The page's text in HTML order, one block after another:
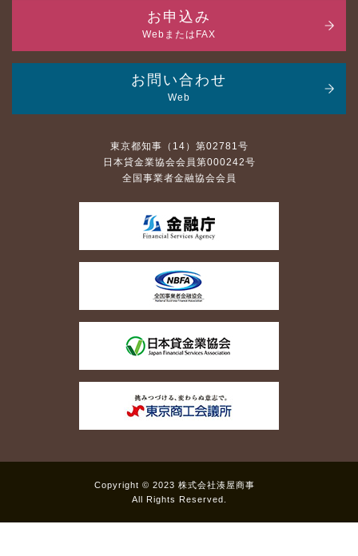
お申込み
WebまたはFAX
お問い合わせ
Web
東京都知事（14）第02781号
日本貸金業協会会員第000242号
全国事業者金融協会会員
Copyright © 2023 株式会社湊屋商事
All Rights Reserved.